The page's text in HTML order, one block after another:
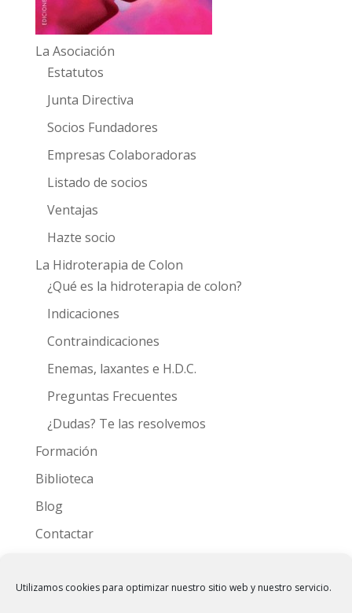
Utilizamos cookies para optimizar nuestro sitio web y nuestro servicio.
La Asociación
Estatutos
Junta Directiva
Socios Fundadores
Empresas Colaboradoras
Listado de socios
Ventajas
Hazte socio
La Hidroterapia de Colon
¿Qué es la hidroterapia de colon?
Indicaciones
Contraindicaciones
Enemas, laxantes e H.D.C.
Preguntas Frecuentes
¿Dudas? Te las resolvemos
Formación
Biblioteca
Blog
Contactar